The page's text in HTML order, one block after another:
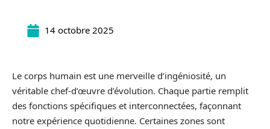
14 octobre 2025
Le corps humain est une merveille d’ingéniosité, un
véritable chef-d’œuvre d’évolution. Chaque partie remplit
des fonctions spécifiques et interconnectées, façonnant
notre expérience quotidienne. Certaines zones sont